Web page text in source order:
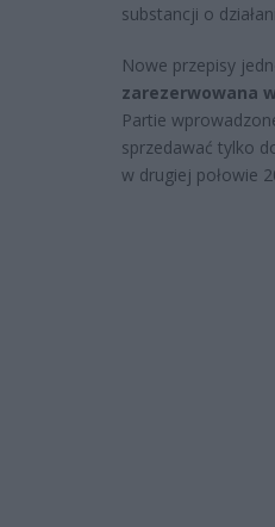
substancji o
Nowe przepisy
zarezerwowana
Partie
sprzedawać tylko
w drugiej połowie